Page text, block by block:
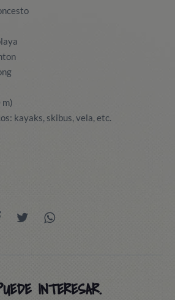
m)
kayaks, skibus, vela, etc.
INTERESAR.